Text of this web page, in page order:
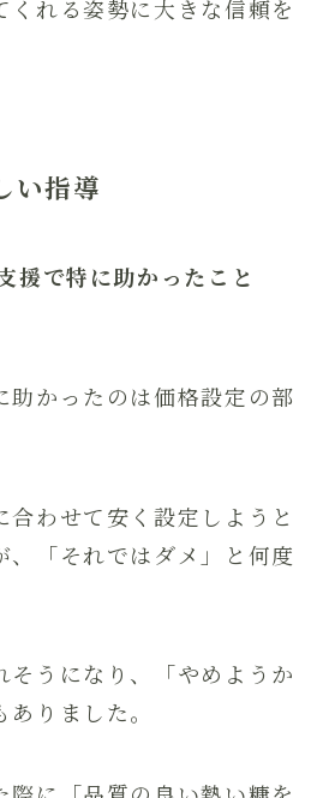
くれる姿勢に大きな信頼を
い指導
援で特に助かったこと
助かったのは価格設定の部
わせて安く設定しようと
、「それではダメ」と何度
そうになり、「やめようか
りました。